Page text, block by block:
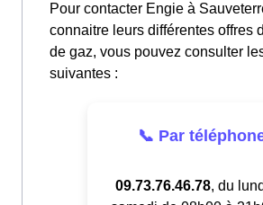
Pour contacter Engie à
connaitre leurs différentes offres
de gaz, vous pouvez consulter
suivantes :
📞 Par
09.73.76.46.78, du